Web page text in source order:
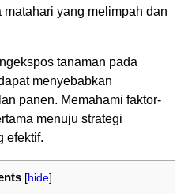
yang melimpah dan
tanaman pada
menyebabkan
panen. Memahami faktor-
menuju strategi
efektif.
[hide]